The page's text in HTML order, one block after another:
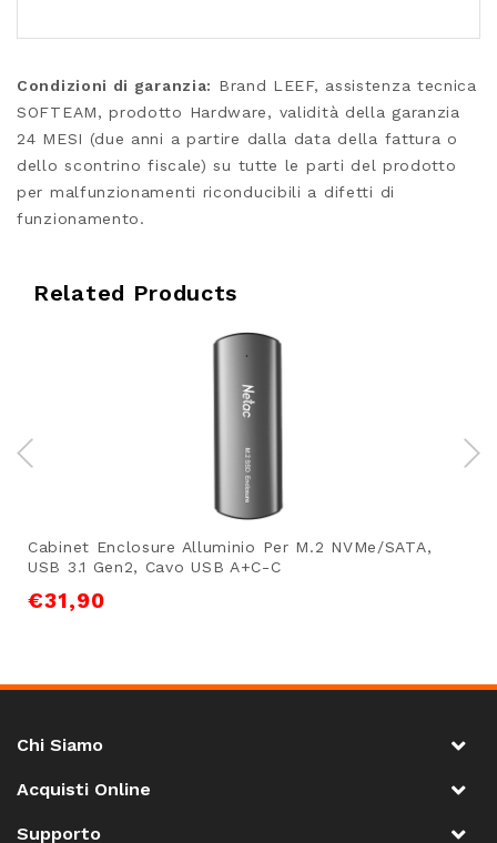
Condizioni di garanzia: Brand LEEF, assistenza tecnica
SOFTEAM, prodotto Hardware, validità della garanzia
24 MESI (due anni a partire dalla data della fattura o
dello scontrino fiscale) su tutte le parti del prodotto
per malfunzionamenti riconducibili a difetti di
funzionamento.
Related Products
Cabinet Enclosure Alluminio Per M.2 NVMe/SATA,
USB 3.1 Gen2, Cavo USB A+C-C
€31,90
Chi Siamo
Acquisti Online
Supporto